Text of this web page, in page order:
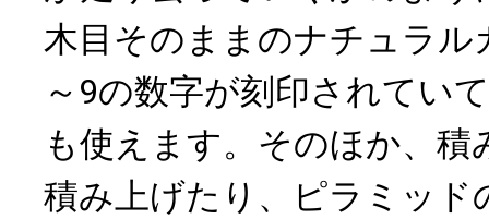
木目そのままのナチュラル
～9の数字が刻印されてい
も使えます。そのほか、積
積み上げたり、ピラミッド